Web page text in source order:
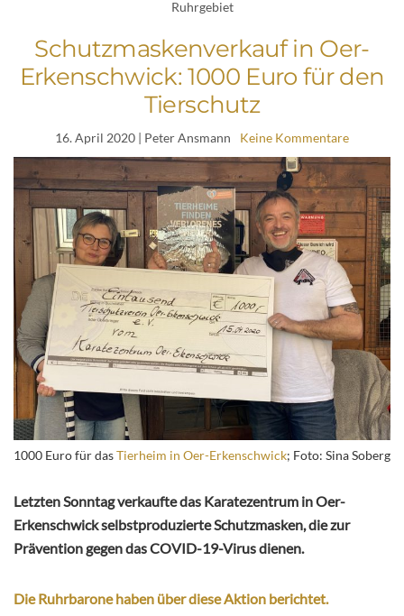
Ruhrgebiet
Schutzmaskenverkauf in Oer-
Erkenschwick: 1000 Euro für den
Tierschutz
16. April 2020 | Peter Ansmann Keine Kommentare
1000 Euro für dasTierheim in Oer-Erkenschwick; Foto: Sina Soberg
Letzten Sonntag verkaufte das Karatezentrum in Oer-
Erkenschwick selbstproduzierte Schutzmasken, die zur
Prävention gegen das COVID-19-Virus dienen.
Die Ruhrbarone haben über diese Aktion berichtet.